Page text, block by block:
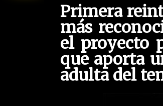
Primera
más
el proyecto
que aporta
adulta del